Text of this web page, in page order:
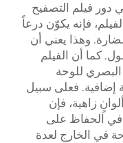
دور فيلم التصفيح
فإنه يكوّن درعاً
وهذا يعني أن
كما أن الفيلم
للوحة
إضافية. فعلى سبيل
زاهية، فإن
في الحفاظ على
في الخارج لعدة